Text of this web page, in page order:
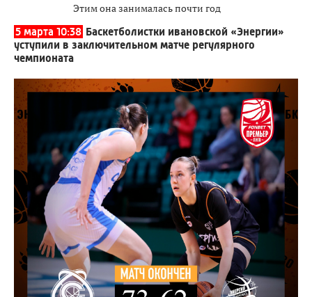
Этим она занималась почти год
5 марта 10:38 Баскетболистки ивановской «Энергии»
уступили в заключительном матче регулярного
чемпионата